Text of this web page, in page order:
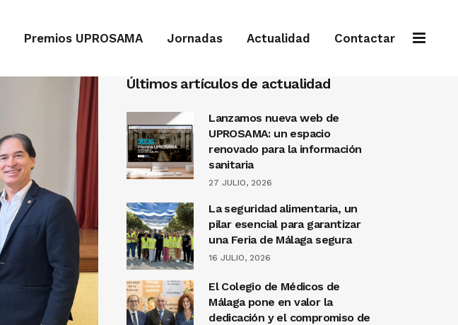
Premios UPROSAMA Jornadas Actualidad Contactar
Últimos artículos de actualidad
Lanzamos nueva web de
UPROSAMA: un espacio
renovado para la información
sanitaria
27 JULIO, 2026
La seguridad alimentaria, un
pilar esencial para garantizar
una Feria de Málaga segura
16 JULIO, 2026
El Colegio de Médicos de
Málaga pone en valor la
dedicación y el compromiso de